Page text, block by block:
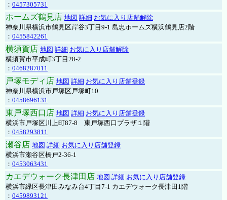
： 0457305731
ホームズ鶴見店 地図 詳細 お気に入り店舗解除
神奈川県横浜市鶴見区岸谷3丁目9-1 島忠ホームズ横浜鶴見店2階
： 0455842261
横須賀店 地図 詳細 お気に入り店舗解除
横須賀市平成町3丁目28-2
： 0468287011
戸塚モディ店 地図 詳細 お気に入り店舗登録
神奈川県横浜市戸塚区戸塚町10
： 0458696131
東戸塚西口店 地図 詳細 お気に入り店舗登録
横浜市戸塚区川上町87-8 東戸塚西口プラザ１階
： 0458293811
瀬谷店 地図 詳細 お気に入り店舗登録
横浜市瀬谷区橋戸2-36-1
： 0453063431
カエデウォーク長津田店 地図 詳細 お気に入り店舗登録
横浜市緑区長津田みなみ台4丁目7-1 カエデウォーク長津田1階
： 0459893121